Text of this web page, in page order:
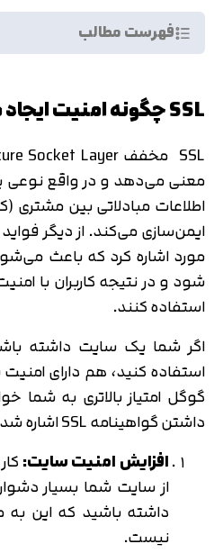
فهرست مطالب
SSL چگونه امنیت ایجاد می کند؟
معنی می‌دهد و در واقع نوعی
اطلاعات مبادلاتی بین مشتری
ایمن‌سازی می‌کند. از دیگر
مورد اشاره کرد که باعث
شود و در نتیجه کاربران با
استفاده کنند.
اگر شما یک سایت داشته
استفاده کنید، هم دارای
گوگل امتیاز بالاتری به شما
داشتن گواهینامه SSL اشاره شده است:
افزایش امنیت سایت:
از سایت شما بسیار
نیست.